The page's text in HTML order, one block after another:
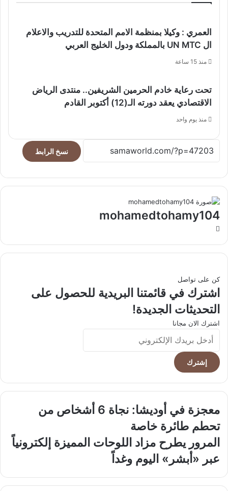
العمري : وكيلا بمنظمة الامم المتحدة للتدريب والاعلام
ال UN MTC بالمملكة ودول الخليج العربي
منذ 15 ساعة
تحت رعاية خادم الحرمين الشريفين.. منتدى الرياض
الاقتصادي يعقد دورته الـ(12) أكتوبر القادم
منذ يوم واحد
نسخ الرابط
mohamedtohamy104
كن على تواصل
اشترك في قائمتنا البريدية للحصول على
التحديثات الجديدة!
اشترك الان مجانا
أدخل
بريدك
الإلكتروني
في
أوديشا:
نجاة
6
أشخاص
معجزة في أوديشا: نجاة 6 أشخاص من
تحطم طائرة خاصة
المرور
يطرح
مزاد
المرور يطرح مزاد اللوحات المميزة إلكترونياً
عبر «أبشر» اليوم وغداً